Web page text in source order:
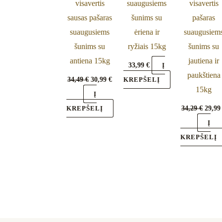
visavertis
sausas pašaras
suaugusiems
šunims su
antiena 15kg
34,49€ 30,99€
Į
KREPŠELĮ
suaugusiems
šunims su
ėriena ir
ryžiais 15kg
33,99€
Į
KREPŠELĮ
visavertis
pašaras
šunims su
jautiena ir
paukštiena
15kg
34,29€
Į
KREPŠELĮ